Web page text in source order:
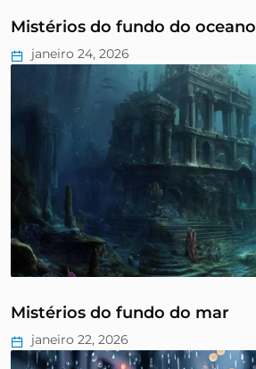
Mistérios do fundo do oceano
janeiro 24, 2026
Mistérios do fundo do mar
janeiro 22, 2026